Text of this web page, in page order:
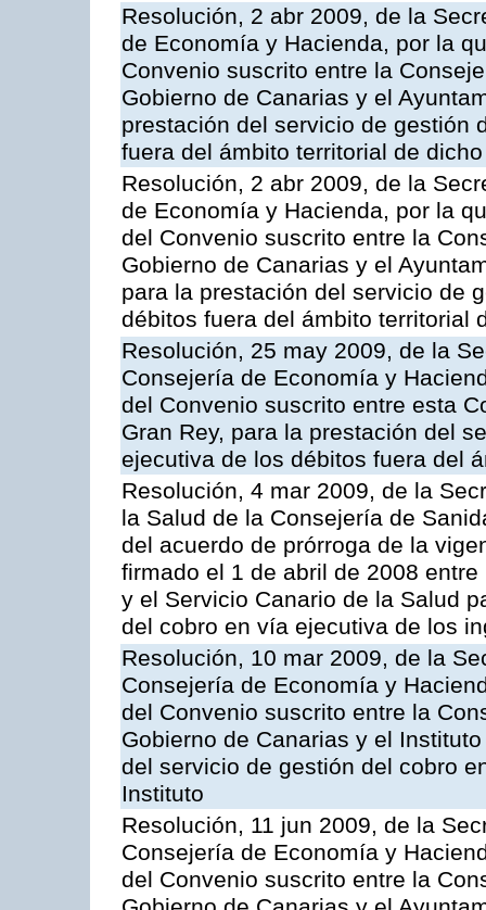
Resolución, 2 abr 2009, de la
de Economía y Hacienda, por la
Convenio suscrito entre la
Gobierno de Canarias y el
prestación del servicio de gestión
fuera del ámbito territorial de
Resolución, 2 abr 2009, de la
de Economía y Hacienda, por la
del Convenio suscrito entre la
Gobierno de Canarias y el
para la prestación del servicio de
débitos fuera del ámbito territorial
Resolución, 25 may 2009, de la
Consejería de Economía y
del Convenio suscrito entre esta
Gran Rey, para la prestación del
ejecutiva de los débitos fuera del
Resolución, 4 mar 2009, de la
la Salud de la Consejería de
del acuerdo de prórroga de la
firmado el 1 de abril de 2008
y el Servicio Canario de la Salud
del cobro en vía ejecutiva de los
Resolución, 10 mar 2009, de la
Consejería de Economía y
del Convenio suscrito entre la
Gobierno de Canarias y el
del servicio de gestión del cobro
Instituto
Resolución, 11 jun 2009, de la
Consejería de Economía y
del Convenio suscrito entre la